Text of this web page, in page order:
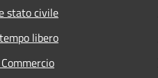
stato civile
libero